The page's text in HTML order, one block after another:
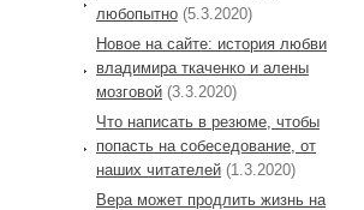
любопытно (5.3.2020)
Новое на сайте: история любви
владимира ткаченко и алены
мозговой (3.3.2020)
Что написать в резюме, чтобы
попасть на собеседование, от
наших читателей (1.3.2020)
Вера может продлить жизнь на